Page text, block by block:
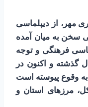
مهر، از دیپلماسی
سخن به میان آمده
فرهنگی و توجه
متخصص در طول 4 سال گذشته و اکنون در
وقوع پیوسته است
مرزهای استان و